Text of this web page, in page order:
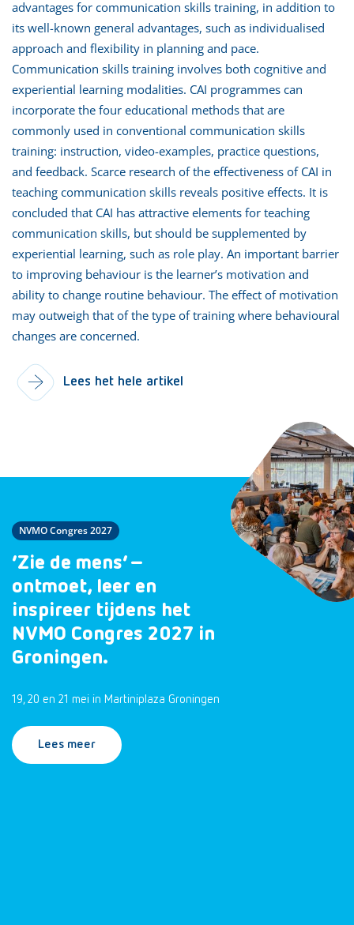
advantages for communication skills training, in addition to
its well-known general advantages, such as individualised
approach and flexibility in planning and pace.
Communication skills training involves both cognitive and
experiential learning modalities. CAI programmes can
incorporate the four educational methods that are
commonly used in conventional communication skills
training: instruction, video-examples, practice questions,
and feedback. Scarce research of the effectiveness of CAI in
teaching communication skills reveals positive effects. It is
concluded that CAI has attractive elements for teaching
communication skills, but should be supplemented by
experiential learning, such as role play. An important barrier
to improving behaviour is the learner’s motivation and
ability to change routine behaviour. The effect of motivation
may outweigh that of the type of training where behavioural
changes are concerned.
Lees het hele artikel
NVMO Congres 2027
‘Zie de mens’ –
ontmoet, leer en
inspireer tijdens het
NVMO Congres 2027 in
Groningen.
19, 20 en 21 mei in Martiniplaza Groningen
Lees meer